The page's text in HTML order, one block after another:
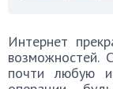
Интернет
почти любую